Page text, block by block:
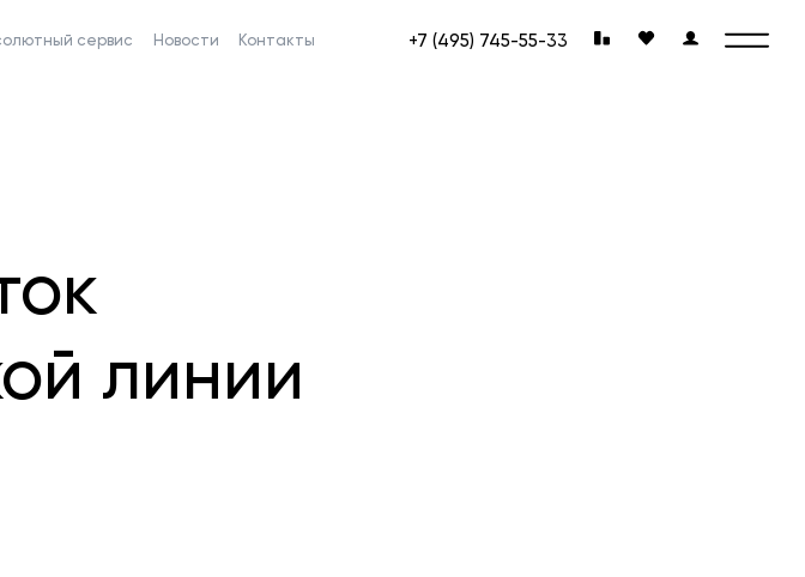
сервис Новости Контакты +7 (495) 745-55-33
линии